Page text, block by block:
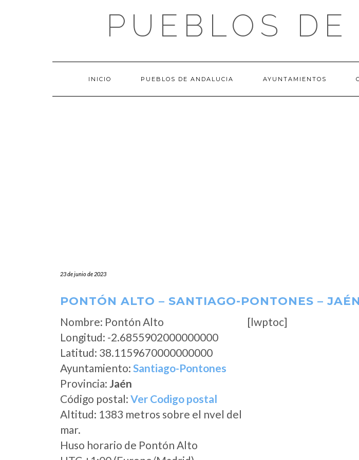
PUEBLOS
INICIO PUEBLOS DE ANDALUCIA AYUNTAMIENTOS
23 de junio de 2023
PONTÓN ALTO – SANTIAGO-PONTONES – JAÉN
Nombre: Pontón Alto
Longitud: -2.6855902000000000
Latitud: 38.1159670000000000
Ayuntamiento: Santiago-Pontones
Provincia: Jaén
Código postal: Ver Codigo postal
Altitud: 1383 metros sobre el nvel del
mar.
Huso horario de Pontón Alto
[lwptoc]